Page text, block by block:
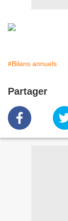
#Bilans annuels
Partager